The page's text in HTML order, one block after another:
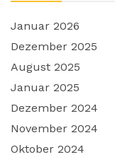
Januar 2026
Dezember 2025
August 2025
Januar 2025
Dezember 2024
November 2024
Oktober 2024